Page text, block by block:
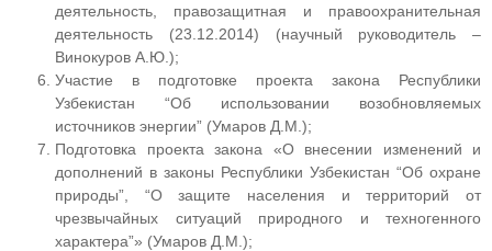
деятельность, правозащитная и правоохранительная
деятельность (23.12.2014) (научный руководитель –
Винокуров А.Ю.);
Участие в подготовке проекта закона Республики
Узбекистан “Об использовании возобновляемых
источников энергии” (Умаров Д.М.);
Подготовка проекта закона «О внесении изменений и
дополнений в законы Республики Узбекистан “Об охране
природы”, “О защите населения и территорий от
чрезвычайных ситуаций природного и техногенного
характера”» (Умаров Д.М.);